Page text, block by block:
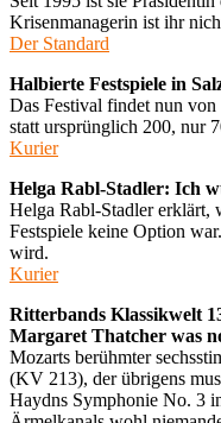
Krisenmanagerin ist ihr
Der Standard
Halbierte Festspiele in
Das Festival findet nun
statt ursprünglich 200, nur
Kurier
Helga Rabl-Stadler: Ich
Helga Rabl-Stadler erklärt,
Festspiele keine Option
wird.
Kurier
Ritterbands Klassikwelt
Margaret Thatcher was
Mozarts berühmter
(KV 213), der übrigens
Haydns Symphonie No. 3